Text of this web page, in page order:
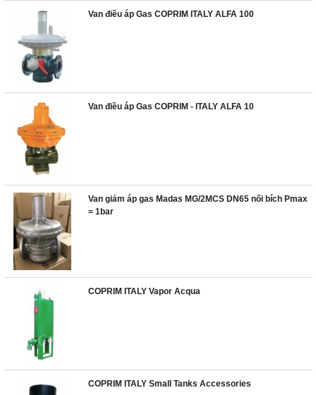
Van điều áp Gas COPRIM ITALY ALFA 100
Van điều áp Gas COPRIM - ITALY ALFA 10
Van giảm áp gas Madas MG/2MCS DN65 nối bích Pmax
= 1bar
COPRIM ITALY Vapor Acqua
COPRIM ITALY Small Tanks Accessories